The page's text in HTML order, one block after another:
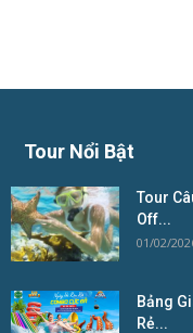
Tour Nổi Bật
Tour
Off...
01/02/
Bảng
Rẻ...